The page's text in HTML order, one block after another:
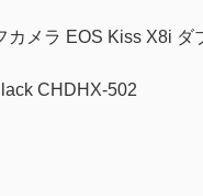
カメラ EOS Kiss X8i ダ
CHDHX-502